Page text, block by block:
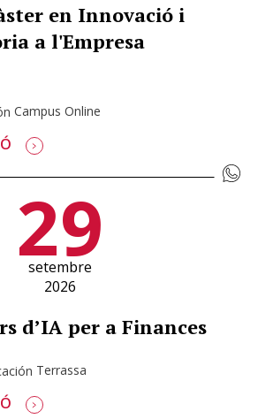
en Innovació i
a l'Empresa
Campus Online
29
setembre
2026
d’IA per a Finances
Terrassa